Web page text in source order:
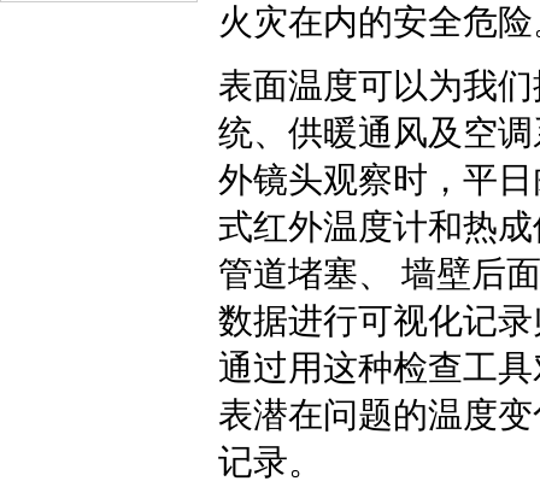
火灾在内的安全危
表面温度可以为我
统、供暖通风及空
外镜头观察时，平
式红外温度计和热
管道堵塞、 墙壁后
数据进行可视化记
通过用这种检查工
表潜在问题的温度
记录。